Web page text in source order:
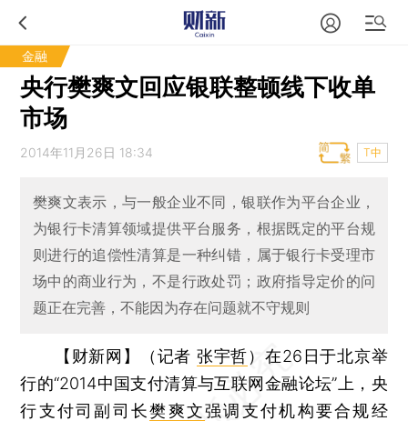
金融
央行樊爽文回应银联整顿线下收单
市场
2014年11月26日 18:34 T中
樊爽文表示，与一般企业不同，银联作为平台企业，
为银行卡清算领域提供平台服务，根据既定的平台规
则进行的追偿性清算是一种纠错，属于银行卡受理市
场中的商业行为，不是行政处罚；政府指导定价的问
题正在完善，不能因为存在问题就不守规则
【财新网】（记者 张宇哲） 在26日于北京举
行的“2014中国支付清算与互联网金融论坛”上，央
行支付司副司长樊爽文强调支付机构要合规经